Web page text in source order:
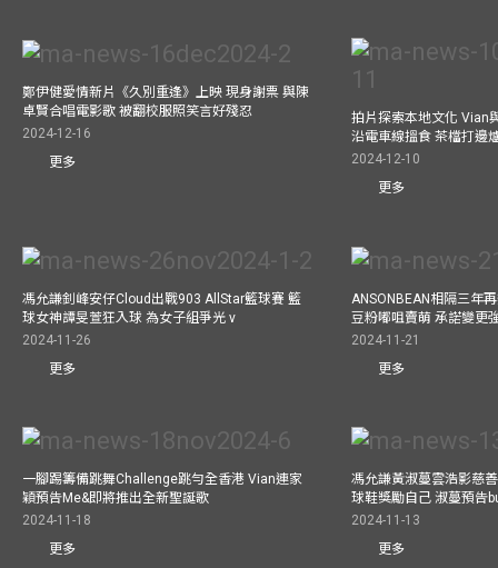
鄭伊健愛情新片《久別重逢》上映 現身謝票 與陳
卓賢合唱電影歌 被翻校服照笑言好殘忍
2024-12-16
更多
拍片探索本地文化 Vian
沿電車線搵食 茶檔打邊
2024-12-10
更多
馮允謙釗峰安仔Cloud出戰903 AllStar籃球賽 籃
球女神譚旻萱狂入球 為女子組爭光 v
2024-11-26
更多
ANSONBEAN相隔三年
豆粉嘟咀賣萌 承諾變更
2024-11-21
更多
一腳踢籌備跳舞Challenge跳勻全香港 Vian連家
穎預告Me&即將推出全新聖誕歌
2024-11-18
更多
馮允謙黃淑蔓雲浩影慈
球鞋獎勵自己 淑蔓預告
2024-11-13
更多